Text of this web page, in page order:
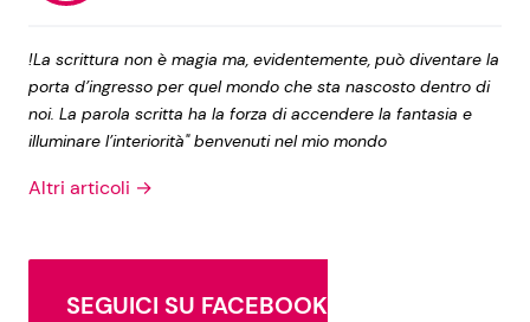
!La scrittura non è magia ma, evidentemente, può diventare la
porta d’ingresso per quel mondo che sta nascosto dentro di
noi. La parola scritta ha la forza di accendere la fantasia e
illuminare l’interiorità" benvenuti nel mio mondo
Altri articoli →
SEGUICI SU FACEBOOK